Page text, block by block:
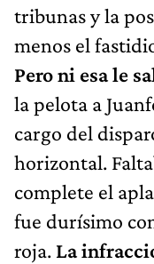
tribunas y la
menos el
Pero ni esa le
la pelota a
cargo del
horizontal.
complete el
fue durísimo
roja. La